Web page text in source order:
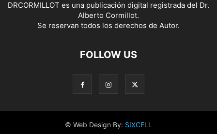
DRCORMILLOT es una publicación digital registrada del Dr.
Alberto Cormillot.
Se reservan todos los derechos de Autor.
FOLLOW US
© Web Design By: SIXCELL